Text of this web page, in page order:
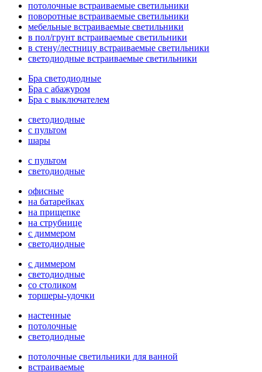
потолочные встраиваемые светильники
поворотные встраиваемые светильники
мебельные встраиваемые светильники
в пол/грунт встраиваемые светильники
в стену/лестницу встраиваемые светильники
светодиодные встраиваемые светильники
Бра светодиодные
Бра с абажуром
Бра с выключателем
светодиодные
с пультом
шары
с пультом
светодиодные
офисные
на батарейках
на прищепке
на струбнице
с диммером
светодиодные
с диммером
светодиодные
со столиком
торшеры-удочки
настенные
потолочные
светодиодные
потолочные светильники для ванной
встраиваемые